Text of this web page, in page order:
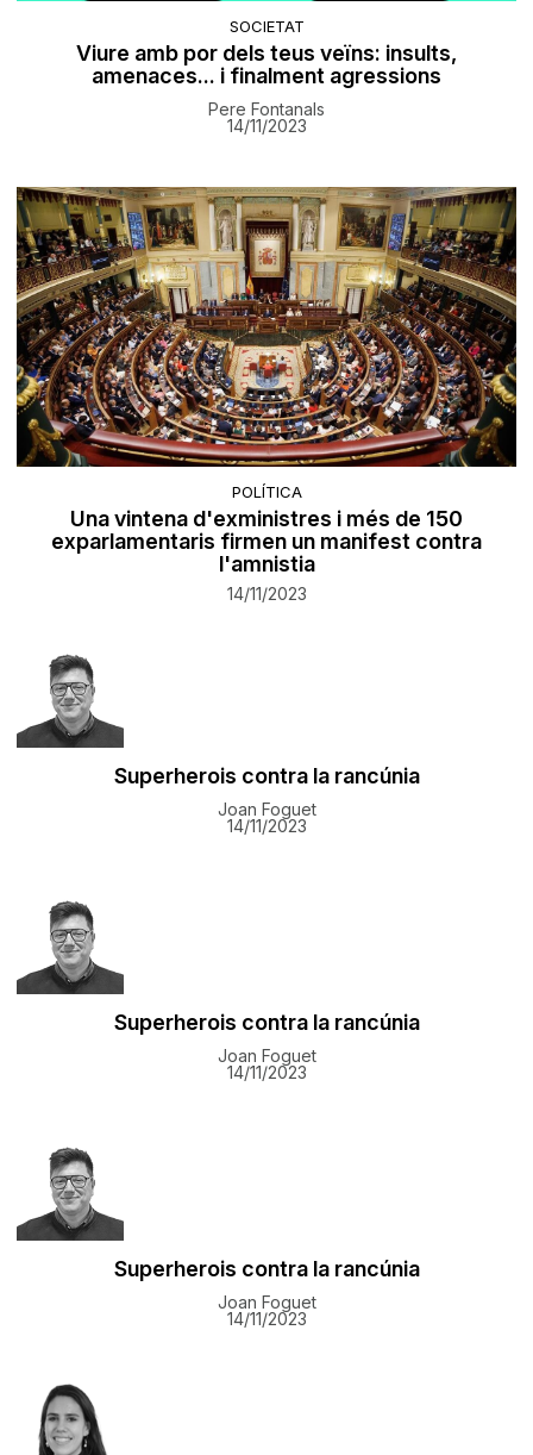
SOCIETAT
Viure amb por dels teus veïns: insults,
amenaces... i finalment agressions
Pere Fontanals
14/11/2023
POLÍTICA
Una vintena d'exministres i més de 150
exparlamentaris firmen un manifest contra
l'amnistia
14/11/2023
Superherois contra la rancúnia
Joan Foguet
14/11/2023
Superherois contra la rancúnia
Joan Foguet
14/11/2023
Superherois contra la rancúnia
Joan Foguet
14/11/2023